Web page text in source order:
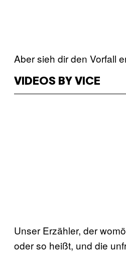
Aber sieh dir den Vorfall
VIDEOS BY VICE
Unser Erzähler, der
oder so heißt, und die